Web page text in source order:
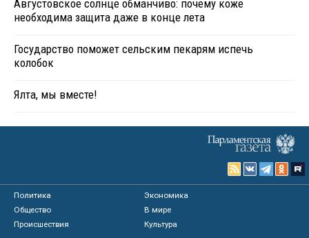
Августовское солнце обманчиво: почему коже
необходима защита даже в конце лета
Государство поможет сельским пекарям испечь
колобок
Ялта, мы вместе!
Политика
Экономика
Общество
В мире
Происшествия
Культура